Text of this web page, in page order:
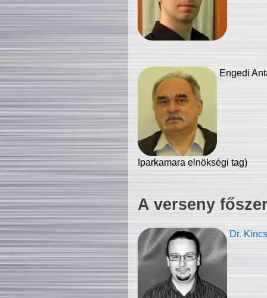
Engedi
Iparkamara elnökségi tag)
A verseny
Dr.